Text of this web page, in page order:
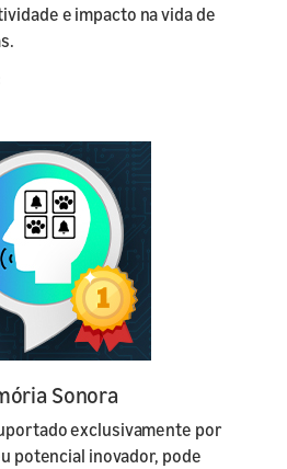
e impacto na vida de
Sonora
exclusivamente por
potencial inovador, pode